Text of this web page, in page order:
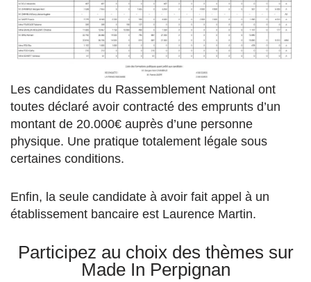
Les candidates du Rassemblement National ont
toutes déclaré avoir contracté des emprunts d’un
montant de 20.000€ auprès d’une personne
physique. Une pratique totalement légale sous
certaines conditions.
Enfin, la seule candidate à avoir fait appel à un
établissement bancaire est Laurence Martin.
Participez au choix des thèmes sur
Made In Perpignan